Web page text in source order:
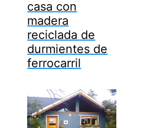
casa con
madera
reciclada de
durmientes de
ferrocarril